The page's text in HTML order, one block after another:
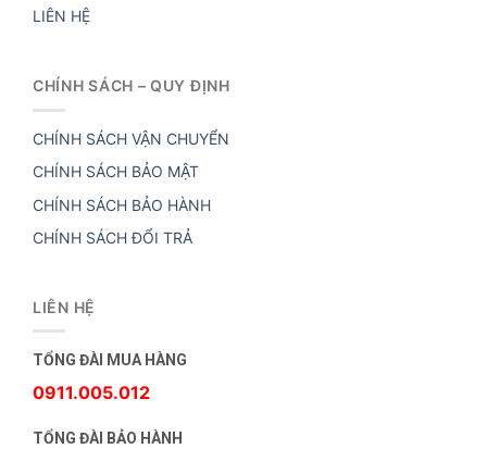
LIÊN HỆ
CHÍNH SÁCH – QUY ĐỊNH
CHÍNH SÁCH VẬN CHUYỂN
CHÍNH SÁCH BẢO MẬT
CHÍNH SÁCH BẢO HÀNH
CHÍNH SÁCH ĐỔI TRẢ
LIÊN HỆ
TỔNG ĐÀI MUA HÀNG
0911.005.012
TỔNG ĐÀI BẢO HÀNH